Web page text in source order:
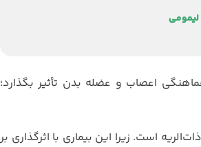
اعصاب و عضله بدن تأثیر بگذارد؛
است. زیرا این بیماری با اثرگذاری بر